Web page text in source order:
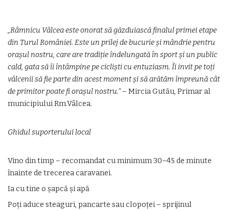
„Râmnicu Vâlcea este onorat să găzduiască finalul primei etape
din Turul României. Este un prilej de bucurie și mândrie pentru
orașul nostru, care are tradiție îndelungată în sport și un public
cald, gata să îi întâmpine pe cicliști cu entuziasm. Îi invit pe toți
vâlcenii să fie parte din acest moment și să arătăm împreună cât
de primitor poate fi orașul nostru.”– Mircia Gutău, Primar al
municipiului Rm.Vâlcea.
Ghidul suporterului local
Vino din timp – recomandat cu minimum 30–45 de minute
înainte de trecerea caravanei.
Ia cu tine o șapcă și apă
Poți aduce steaguri, pancarte sau clopoței – sprijinul